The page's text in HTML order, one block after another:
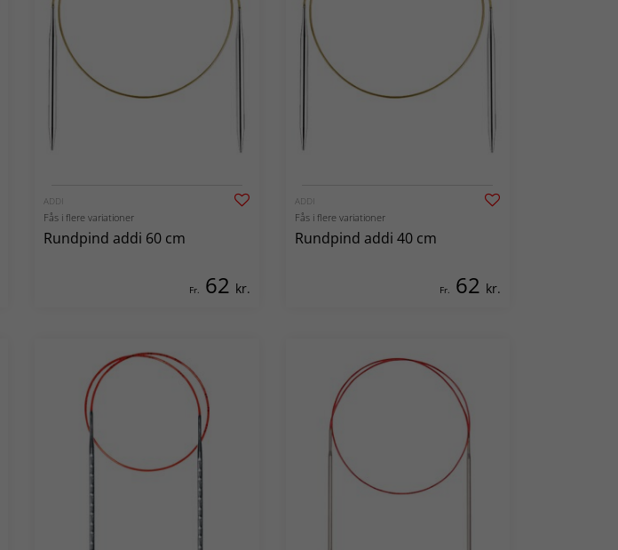
ADDI
Fås i flere variationer
Rundpind addi 60 cm
Fr. 62 kr.
ADDI
Fås i flere variationer
Rundpind addi 40 cm
Fr. 62 kr.